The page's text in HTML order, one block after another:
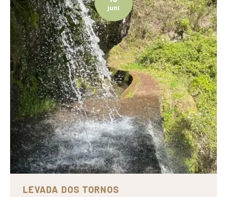
juni
LEVADA DOS TORNOS